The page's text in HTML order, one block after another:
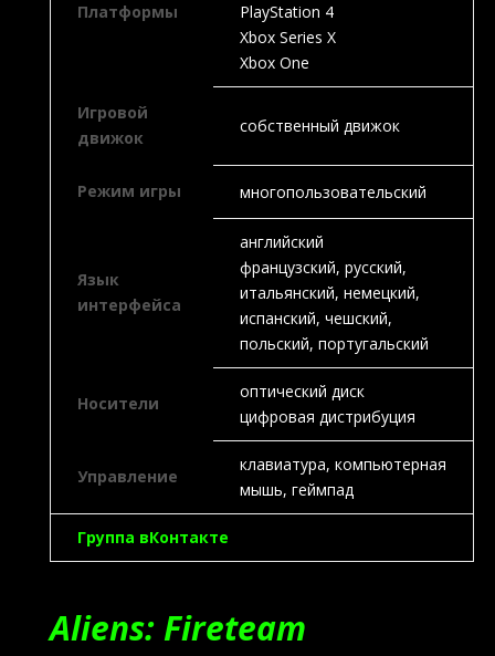
Платформы
PlayStation 4
Xbox Series X
Xbox One
Игровой
движок
собственный движок
Режим игры многопользовательский
Язык
интерфейса
английский
французский, русский,
итальянский, немецкий,
испанский, чешский,
польский, португальский
Носители
оптический диск
цифровая дистрибуция
Управление
клавиатура, компьютерная
мышь, геймпад
Группа вКонтакте
Aliens: Fireteam